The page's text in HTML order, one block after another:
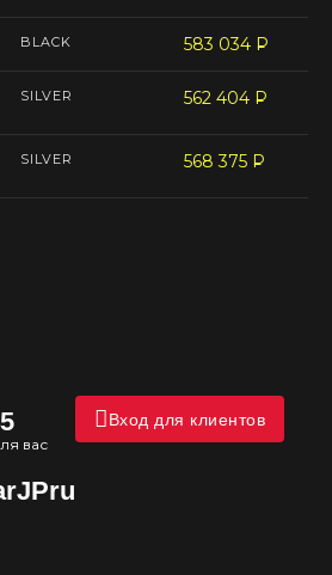
BLACK 583 034 P
--
SILVER 562 404 P
--
SILVER 568 375 P
--
вас
Вход для клиентов